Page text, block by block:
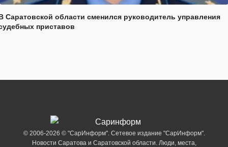
Саратовской области сменился руководитель управления
приставов
© 2006-2026 © "СарИнформ". Сетевое издание "СарИнформ".
Новости Саратова и Саратовской области. Люди, места,